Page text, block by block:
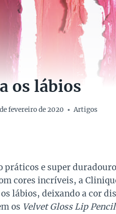
os lábios
fevereiro de 2020 Artigos
e super
cores incríveis, a
lábios, deixando a cor
os Velvet Gloss Lip